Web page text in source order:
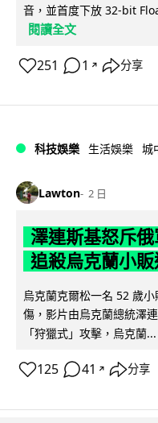
音，並首度下放 32-bit
閱讀全文
251 1 ↗ 分享
科技娛樂 生活娛樂 城
Lawton 2 日
澤連斯基怒斥
追殺烏克蘭小
烏克蘭克爾松一名 52 歲
傷，影片由烏克蘭總統澤
「狩獵式」攻擊，烏克蘭...
125 41 ↗ 分享